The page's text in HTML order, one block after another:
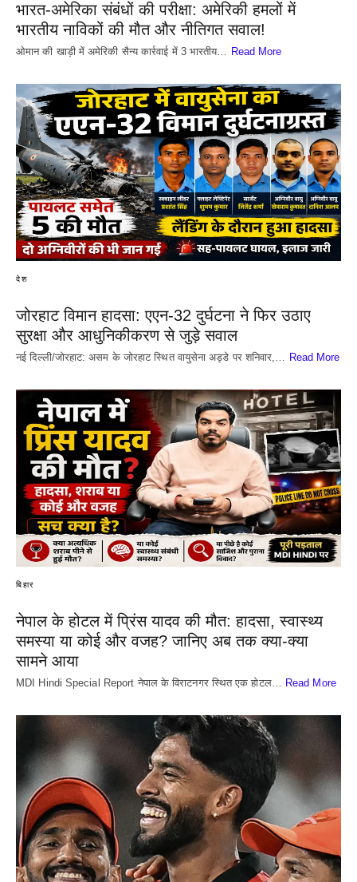
भारत-अमेरिका संबंधों की परीक्षा: अमेरिकी हमलों में
भारतीय नाविकों की मौत और नीतिगत सवाल!
​ओमान की खाड़ी में अमेरिकी सैन्य कार्रवाई में 3 भारतीय… Read More
देश
जोरहाट विमान हादसा: एएन-32 दुर्घटना ने फिर उठाए
सुरक्षा और आधुनिकीकरण से जुड़े सवाल
नई दिल्ली/जोरहाट: असम के जोरहाट स्थित वायुसेना अड्डे पर शनिवार,… Read More
बिहार
नेपाल के होटल में प्रिंस यादव की मौत: हादसा, स्वास्थ्य
समस्या या कोई और वजह? जानिए अब तक क्या-क्या
सामने आया
MDI Hindi Special Report नेपाल के विराटनगर स्थित एक होटल… Read More